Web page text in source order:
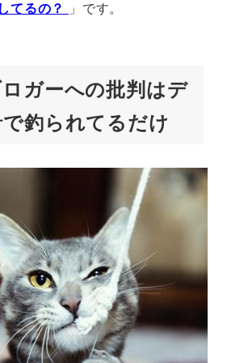
てるの？ 」です。
ガーへの批判はデ
釣られてるだけ